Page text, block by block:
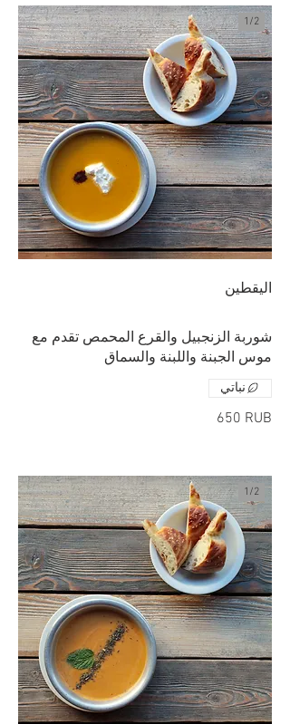
اليقطين
شوربة الزنجبيل والقرع المحمص تقدم مع
موس الجبنة واللبنة والسماق
‏650 RUB
نباتي
1/2
1/2